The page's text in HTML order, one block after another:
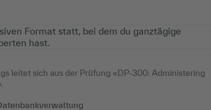
Format statt, bei dem du ganztägige
hast.
leitet sich aus der Prüfung «DP-300: Administering